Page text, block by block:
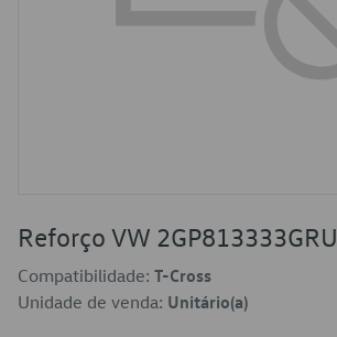
Reforço VW 2GP813333GRU
Compatibilidade: T-Cross
Unidade de venda: Unitário(a)